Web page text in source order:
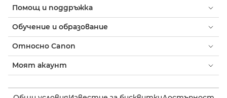
Помощ и поддръжка
Обучение и образование
Относно Canon
Моят акаунт